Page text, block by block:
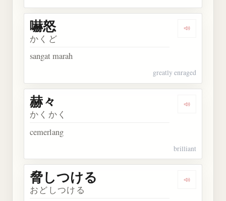
Dengarkan
嚇怒
かくど
sangat marah
greatly enraged
Dengarkan
赫々
かくかく
cemerlang
brilliant
Dengarkan
脅しつける
おどしつける